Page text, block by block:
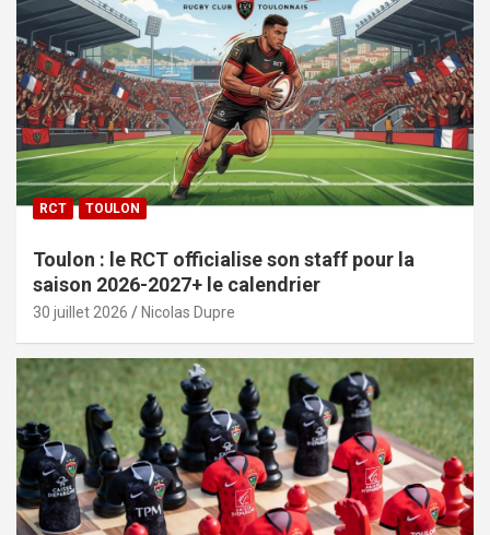
RCT TOULON
Toulon : le RCT officialise son staff pour la
saison 2026-2027+ le calendrier
30 juillet 2026 Nicolas Dupre